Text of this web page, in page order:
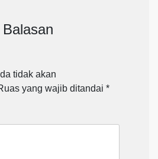
tidak akan
yang wajib ditandai *